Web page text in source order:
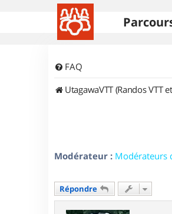
FAQ
UtagawaVTT (Randos VTT
Modérateur : Modérateurs
Répondre